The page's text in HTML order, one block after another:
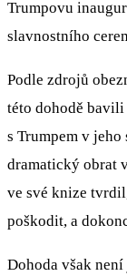
Trumpovu
slavnostního
Podle zdrojů
této dohodě
s Trumpem v
dramatický obrat
ve své knize
poškodit, a
Dohoda však